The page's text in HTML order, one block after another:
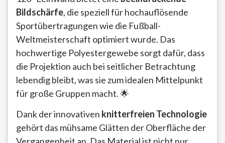
Bildschärfe, die speziell für hochauflösende
Sportübertragungen wie die Fußball-
Weltmeisterschaft optimiert wurde. Das
hochwertige Polyestergewebe sorgt dafür, dass
die Projektion auch bei seitlicher Betrachtung
lebendig bleibt, was sie zum idealen Mittelpunkt
für große Gruppen macht. 🌟
Dank der innovativen knitterfreien Technologie
gehört das mühsame Glätten der Oberfläche der